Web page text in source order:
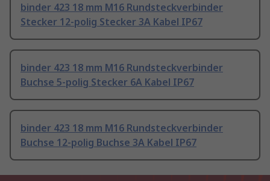
binder 423 18 mm M16 Rundsteckverbinder
Stecker 12-polig Stecker 3A Kabel IP67
binder 423 18 mm M16 Rundsteckverbinder
Buchse 5-polig Stecker 6A Kabel IP67
binder 423 18 mm M16 Rundsteckverbinder
Buchse 12-polig Buchse 3A Kabel IP67